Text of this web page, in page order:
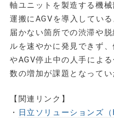
軸ユニットを製造する機
運搬にAGVを導入してい
届かない箇所での渋滞や
ルを速やかに発見できず
やAGV停止中の人手によ
数の増加が課題となってい
【関連リンク】
・ 日立ソリューションズ